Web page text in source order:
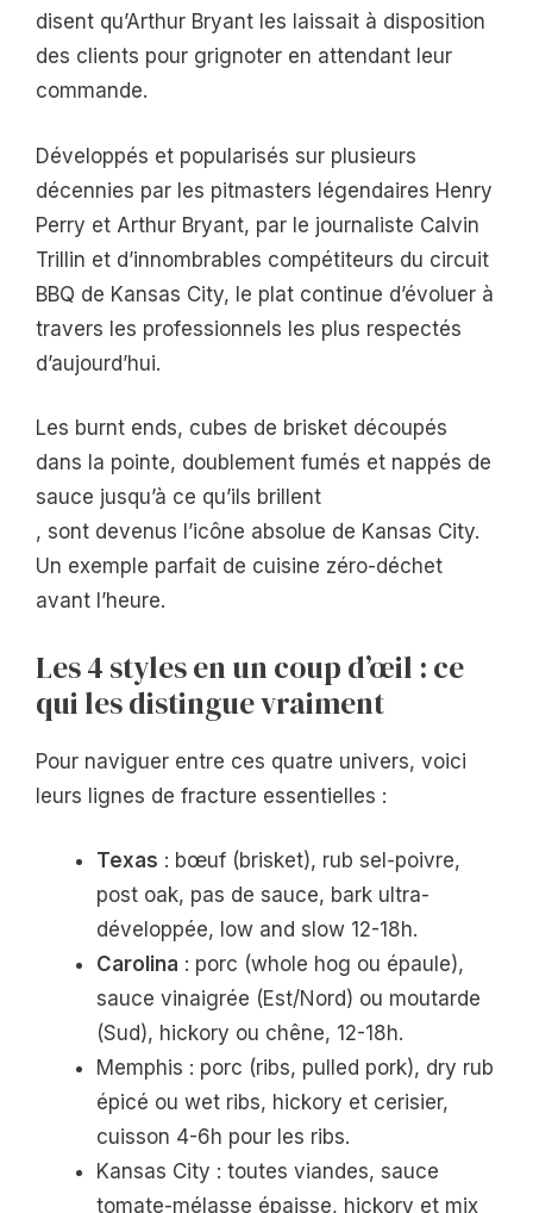
disent qu’Arthur Bryant les laissait à disposition
des clients pour grignoter en attendant leur
commande.
Développés et popularisés sur plusieurs
décennies par les pitmasters légendaires Henry
Perry et Arthur Bryant, par le journaliste Calvin
Trillin et d’innombrables compétiteurs du circuit
BBQ de Kansas City, le plat continue d’évoluer à
travers les professionnels les plus respectés
d’aujourd’hui.
Les burnt ends, cubes de brisket découpés
dans la pointe, doublement fumés et nappés de
sauce jusqu’à ce qu’ils brillent
, sont devenus l’icône absolue de Kansas City.
Un exemple parfait de cuisine zéro-déchet
avant l’heure.
Les 4 styles en un coup d’œil : ce
qui les distingue vraiment
Pour naviguer entre ces quatre univers, voici
leurs lignes de fracture essentielles :
Texas : bœuf (brisket), rub sel-poivre,
post oak, pas de sauce, bark ultra-
développée, low and slow 12-18h.
Carolina : porc (whole hog ou épaule),
sauce vinaigrée (Est/Nord) ou moutarde
(Sud), hickory ou chêne, 12-18h.
Memphis : porc (ribs, pulled pork), dry rub
épicé ou wet ribs, hickory et cerisier,
cuisson 4-6h pour les ribs.
Kansas City : toutes viandes, sauce
tomate-mélasse épaisse, hickory et mix